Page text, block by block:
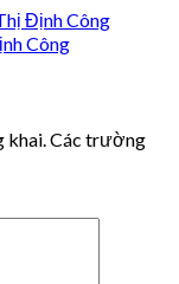
Định Công
Công
khai. Các trường